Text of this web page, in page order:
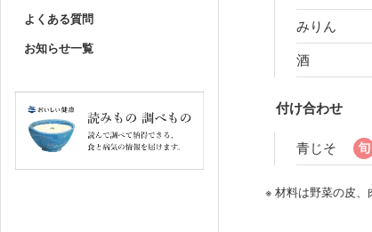
よくある質問
お知らせ一覧
みりん
酒
付け合わせ
青じそ
※ 材料は野菜の皮、